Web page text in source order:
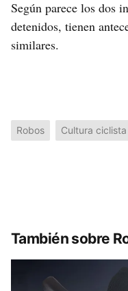
Según parece los dos
detenidos, tienen
similares.
Robos Cultura ciclista
También sobre